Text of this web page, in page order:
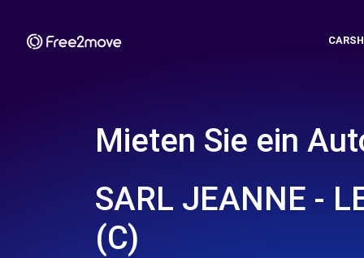
Mieten Sie ein
SARL JEANNE -
(C)